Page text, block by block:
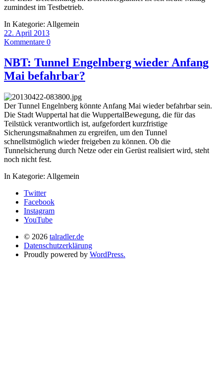
zumindest im Testbetrieb.
In Kategorie: Allgemein
22. April 2013
Kommentare 0
NBT: Tunnel Engelnberg wieder Anfang
Mai befahrbar?
Der Tunnel Engelnberg könnte Anfang Mai wieder befahrbar sein.
Die Stadt Wuppertal hat die WuppertalBewegung, die für das
Teilstück verantwortlich ist, aufgefordert kurzfristige
Sicherungsmaßnahmen zu ergreifen, um den Tunnel
schnellstmöglich wieder freigeben zu können. Ob die
Tunnelsicherung durch Netze oder ein Gerüst realisiert wird, steht
noch nicht fest.
In Kategorie: Allgemein
Twitter
Facebook
Instagram
YouTube
© 2026 talradler.de
Datenschutzerklärung
Proudly powered by WordPress.